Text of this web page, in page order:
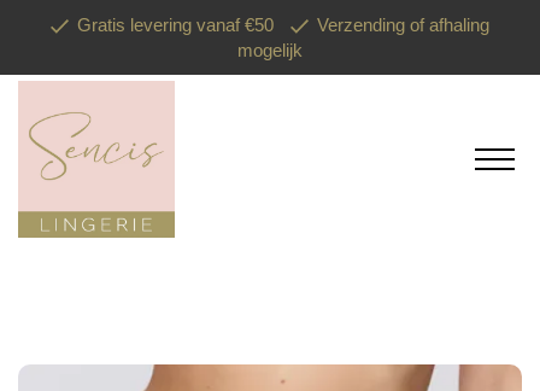
Gratis levering vanaf €50
Verzending of afhaling
mogelijk